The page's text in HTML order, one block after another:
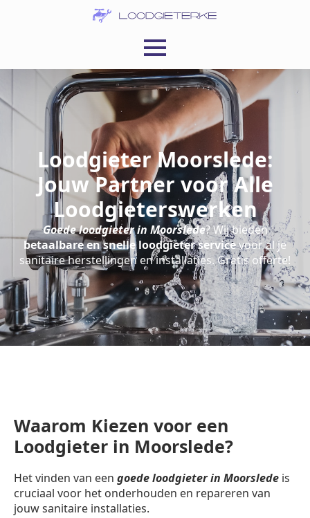
Loodgieter Moorslede:
Jouw Partner voor Alle
Loodgieterswerken
Goede loodgieter in Moorslede? Wij bieden
betaalbare en snelle loodgieter servicevoor al je
sanitaire herstellingen en installaties. Gratis offerte!
Waarom Kiezen voor een
Loodgieter in Moorslede?
Het vinden van een goede loodgieter in Moorslede is
cruciaal voor het onderhouden en repareren van
jouw sanitaire installaties.